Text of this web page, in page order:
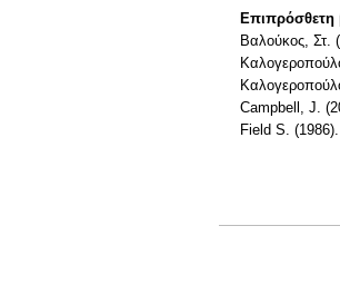
Επιπρόσθετη
Βαλούκος, Στ.
Campbell, J.
Field S.